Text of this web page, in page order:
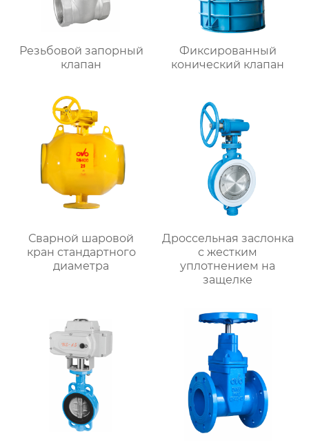
Резьбовой запорный
клапан
Фиксированный
конический клапан
Сварной шаровой
кран стандартного
диаметра
Дроссельная заслонка
с жестким
уплотнением на
защелке